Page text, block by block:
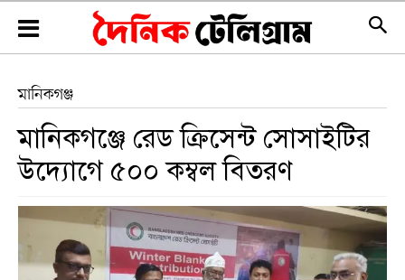
মানিকগঞ্জ
মানিকগঞ্জে রেড ক্রিসেন্ট সোসাইটির
উদ্যোগে ৫০০ কম্বল বিতরণ